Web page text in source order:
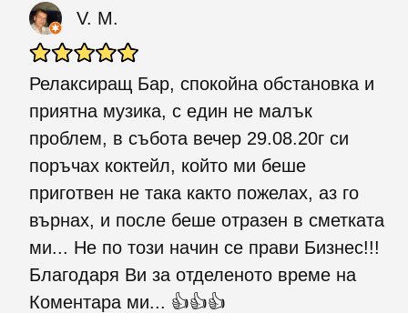
V. M.
Релаксиращ Бар, спокойна обстановка и
приятна музика, с един не малък
проблем, в събота вечер 29.08.20г си
поръчах коктейл, който ми беше
приготвен не така както пожелах, аз го
върнах, и после беше отразен в сметката
ми... Не по този начин се прави Бизнес!!!
Благодаря Ви за отделеното време на
Коментара ми... 👍👍👍